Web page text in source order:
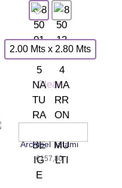
2.00 Mts x 2.80 Mts
Clear
Archipel Tatami
€157,80